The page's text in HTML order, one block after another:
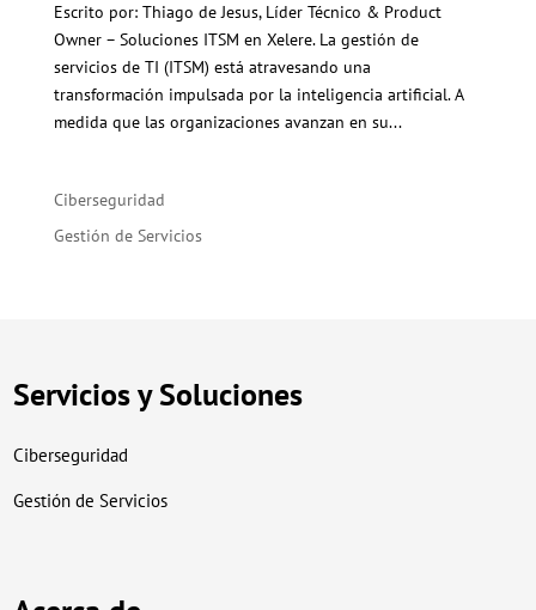
Escrito por: Thiago de Jesus, Líder Técnico & Product
Owner – Soluciones ITSM en Xelere. La gestión de
servicios de TI (ITSM) está atravesando una
transformación impulsada por la inteligencia artificial. A
medida que las organizaciones avanzan en su...
Ciberseguridad
Gestión de Servicios
Servicios y Soluciones
Ciberseguridad
Gestión de Servicios